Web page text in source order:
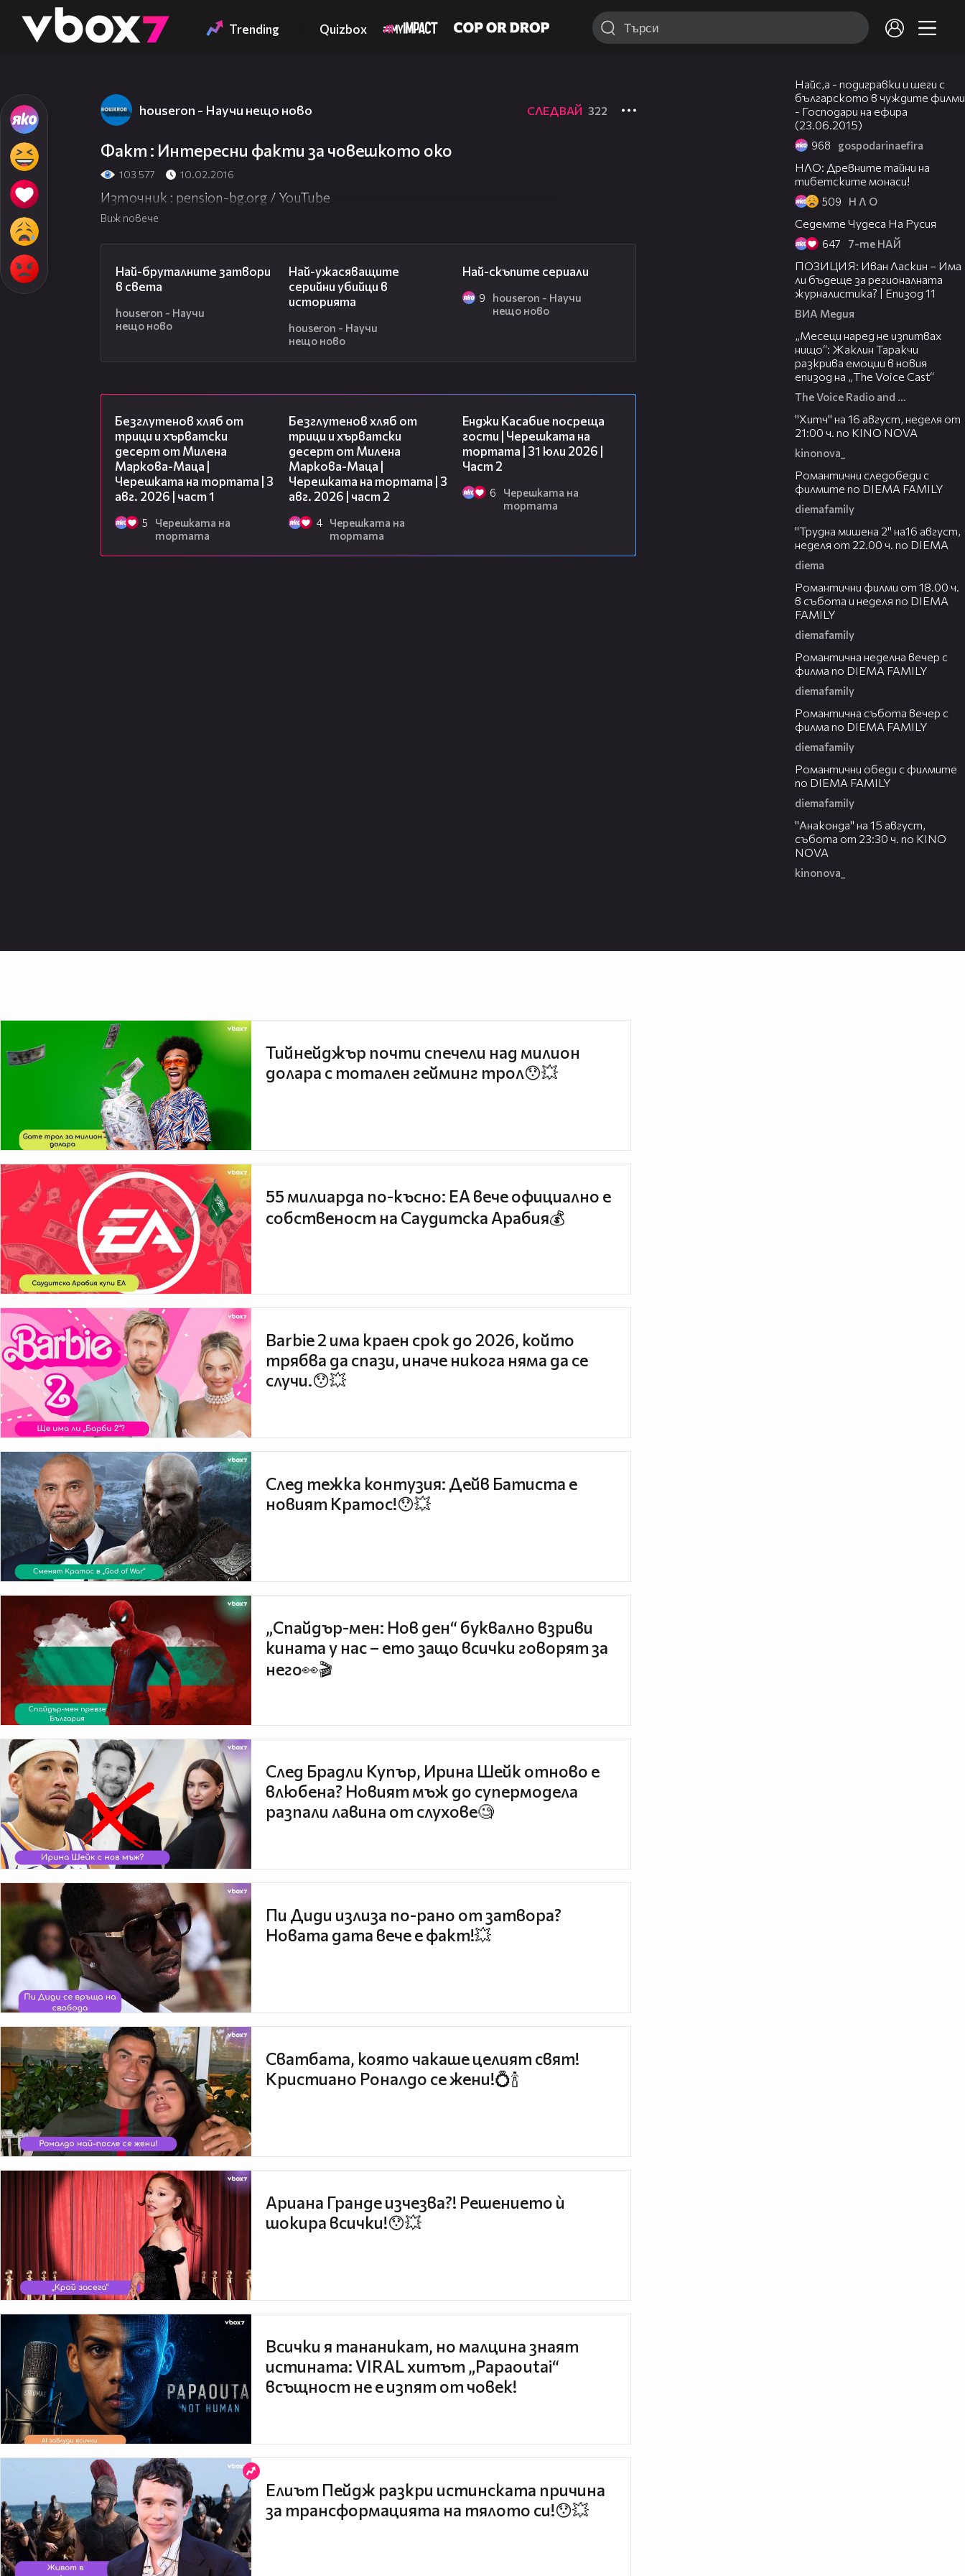
👾 Trending Quizbox
houseron - Научи нещо ново СЛЕДВАЙ 322
Факт : Интересни факти за човешкото око
103 577 10.02.2016
Източник : pension-bg.org / YouTube
Виж повече
Най-бруталните затвори
в света
houseron - Научи
нещо ново
Най-ужасяващите
серийни убийци в
историята
houseron - Научи
нещо ново
Най-скъпите сериали
9
houseron - Научи
нещо ново
Безглутенов хляб от
трици и хърватски
десерт от Милена
Маркова-Маца |
Черешката на тортата | 3
авг. 2026 | част 1
5
Черешката на
тортата
Безглутенов хляб от
трици и хърватски
десерт от Милена
Маркова-Маца |
Черешката на тортата | 3
авг. 2026 | част 2
4
Черешката на
тортата
Енджи Касабие посреща
гости | Черешката на
тортата | 31 юли 2026 |
Част 2
6
Черешката на
тортата
Найс,а - подигравки и шеги с
българското в чуждите филми
- Господари на ефира
(23.06.2015)
968 gospodarinaefira
НЛО: Древните тайни на
тибетските монаси!
509 Н Л О
Седемте Чудеса На Русия
647 7-те НАЙ
ПОЗИЦИЯ: Иван Ласкин – Има
ли бъдеще за регионалната
журналистика? | Епизод 11
ВИА Медия
„Месеци наред не изпитвах
нищо“: Жаклин Таракчи
разкрива емоции в новия
епизод на „The Voice Cast“
The Voice Radio and TV Bulgaria
"Хитч" на 16 август, неделя от
21:00 ч. по KINO NOVA
kinonova_
Романтични следобеди с
филмите по DIEMA FAMILY
diemafamily
"Трудна мишена 2" на16 август,
неделя от 22.00 ч. по DIEMA
diema
Романтични филми от 18.00 ч.
в събота и неделя по DIEMA
FAMILY
diemafamily
Романтичнa неделна вечер с
филма по DIEMA FAMILY
diemafamily
Романтичнa събота вечер с
филма по DIEMA FAMILY
diemafamily
Романтични обеди с филмите
по DIEMA FAMILY
diemafamily
"Анаконда" на 15 август,
събота от 23:30 ч. по KINO
NOVA
kinonova_
Тийнейджър почти спечели над милион
долара с тотален гейминг трол😯💥
55 милиарда по-късно: EA вече официално е
собственост на Саудитска Арабия💰
Barbie 2 има краен срок до 2026, който
трябва да спази, иначе никога няма да се
случи.😯💥
След тежка контузия: Дейв Батиста е
новият Кратос!😯💥
„Спайдър-мен: Нов ден“ буквално взриви
кината у нас – ето защо всички говорят за
него👀🎬
След Брадли Купър, Ирина Шейк отново е
влюбена? Новият мъж до супермодела
разпали лавина от слухове🧐
Пи Диди излиза по-рано от затвора?
Новата дата вече е факт!💥
Сватбата, която чакаше целият свят!
Кристиано Роналдо се жени!💍🍾
Ариана Гранде изчезва?! Решението ѝ
шокира всички!😯💥
Всички я тананикат, но малцина знаят
истината: VIRAL хитът „Papaoutai“
всъщност не е изпят от човек!
Елиът Пейдж разкри истинската причина
за трансформацията на тялото си!😯💥